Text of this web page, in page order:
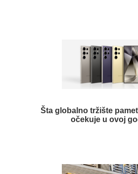
Šta globalno tržište
očekuje u ovoj